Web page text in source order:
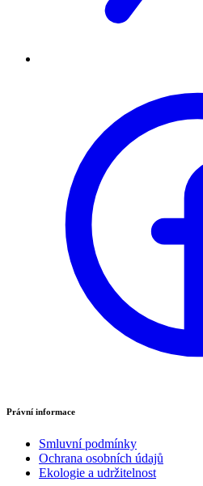
Právní informace
Smluvní podmínky
Ochrana osobních údajů
Ekologie a udržitelnost